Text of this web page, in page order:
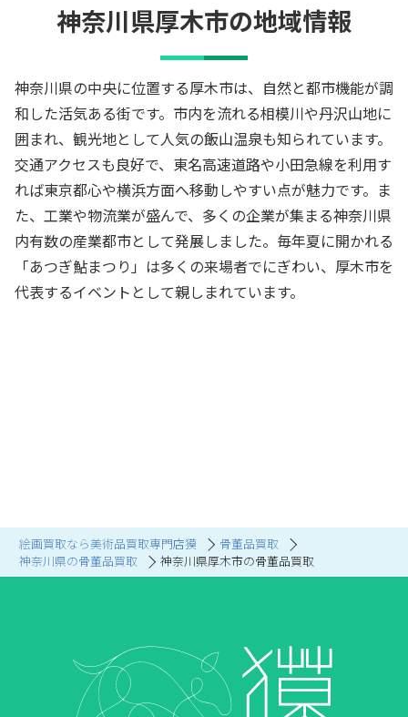
絵画買取なら美術品買取専門店獏
骨董品買取
神奈川県の骨董品買取
神奈川県厚木市の骨董品買取
神奈川県厚木市の地域情報
神奈川県の中央に位置する厚木市は、自然と都市機能が調
和した活気ある街です。市内を流れる相模川や丹沢山地に
囲まれ、観光地として人気の飯山温泉も知られています。
交通アクセスも良好で、東名高速道路や小田急線を利用す
れば東京都心や横浜方面へ移動しやすい点が魅力です。ま
た、工業や物流業が盛んで、多くの企業が集まる神奈川県
内有数の産業都市として発展しました。毎年夏に開かれる
「あつぎ鮎まつり」は多くの来場者でにぎわい、厚木市を
代表するイベントとして親しまれています。